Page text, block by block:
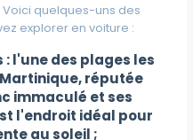
quelques-uns des
explorer en voiture :
: l'une des plages les
réputée
immaculé et ses
l'endroit idéal pour
au soleil ;